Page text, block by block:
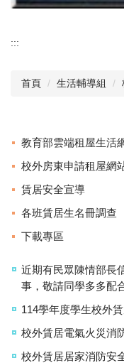
:::
首頁 生活輔導組
教育部雲端租屋生活
校外房東申請租屋網
賃居安全宣導
各班賃居生名冊調查
下載專區
近期有民眾陳情部長
事，敬請同學多多配
114學年度學生校外
校外賃居電氣火災消
校外賃居居家消防安